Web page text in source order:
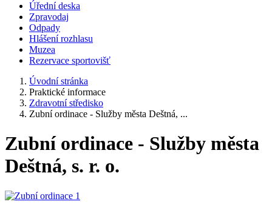
Úřední deska
Zpravodaj
Odpady
Hlášení rozhlasu
Muzea
Rezervace sportovišť
Úvodní stránka
Praktické informace
Zdravotní středisko
Zubní ordinace - Služby města Deštná, ...
Zubní ordinace - Služby města
Deštná, s. r. o.